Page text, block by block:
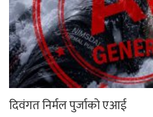
दिवंगत निर्मल पुर्जाको एआई